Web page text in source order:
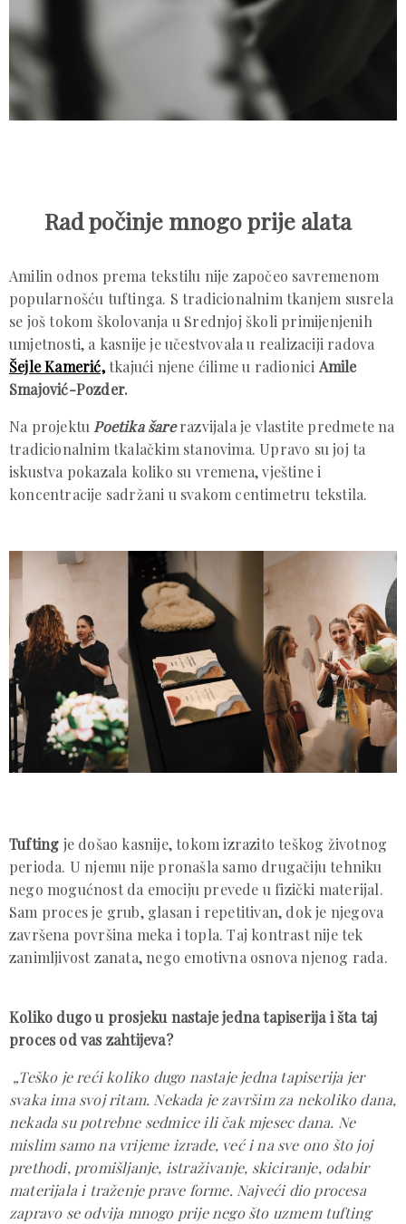
Rad počinje mnogo prije alata
Amilin odnos prema tekstilu nije započeo savremenom
popularnošću tuftinga. S tradicionalnim tkanjem susrela
se još tokom školovanja u Srednjoj školi primijenjenih
umjetnosti, a kasnije je učestvovala u realizaciji radova
Šejle Kamerić,tkajući njene ćilime u radionici Amile
Smajović-Pozder.
Na projektu Poetika šare razvijala je vlastite predmete na
tradicionalnim tkalačkim stanovima. Upravo su joj ta
iskustva pokazala koliko su vremena, vještine i
koncentracije sadržani u svakom centimetru tekstila.
Tufting je došao kasnije, tokom izrazito teškog životnog
perioda. U njemu nije pronašla samo drugačiju tehniku
nego mogućnost da emociju prevede u fizički materijal.
Sam proces je grub, glasan i repetitivan, dok je njegova
završena površina meka i topla. Taj kontrast nije tek
zanimljivost zanata, nego emotivna osnova njenog rada.
Koliko dugo u prosjeku nastaje jedna tapiserija i šta taj
proces od vas zahtijeva?
„Teško je reći koliko dugo nastaje jedna tapiserija jer
svaka ima svoj ritam. Nekada je završim za nekoliko dana,
nekada su potrebne sedmice ili čak mjesec dana. Ne
mislim samo na vrijeme izrade, već i na sve ono što joj
prethodi, promišljanje, istraživanje, skiciranje, odabir
materijala i traženje prave forme. Najveći dio procesa
zapravo se odvija mnogo prije nego što uzmem tufting